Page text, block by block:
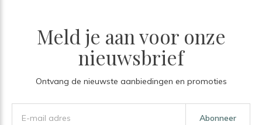
Meld je aan voor onze
nieuwsbrief
Ontvang de nieuwste aanbiedingen en promoties
Abonneer